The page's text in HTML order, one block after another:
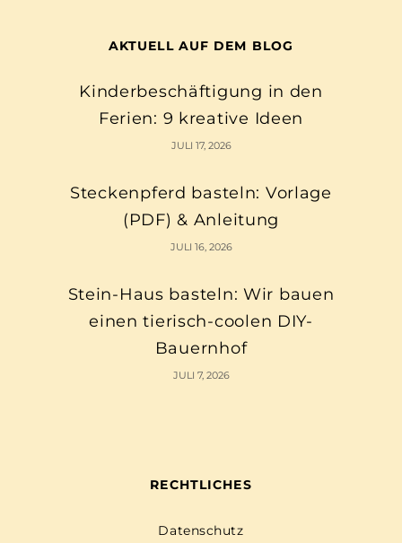
AKTUELL AUF DEM BLOG
Kinderbeschäftigung in den
Ferien: 9 kreative Ideen
JULI 17, 2026
Steckenpferd basteln: Vorlage
(PDF) & Anleitung
JULI 16, 2026
Stein-Haus basteln: Wir bauen
einen tierisch-coolen DIY-
Bauernhof
JULI 7, 2026
RECHTLICHES
Datenschutz